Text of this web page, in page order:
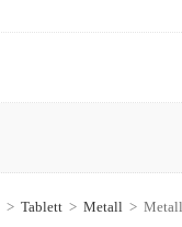
> Tablett > Metall >